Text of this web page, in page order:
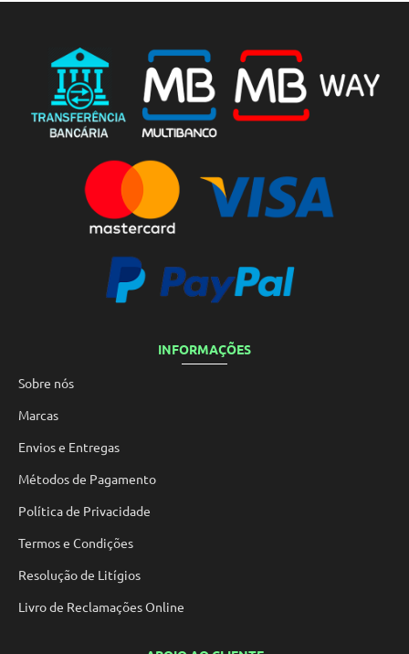
INFORMAÇÕES
Sobre nós
Marcas
Envios e Entregas
Métodos de Pagamento
Política de Privacidade
Termos e Condições
Resolução de Litígios
Livro de Reclamações Online